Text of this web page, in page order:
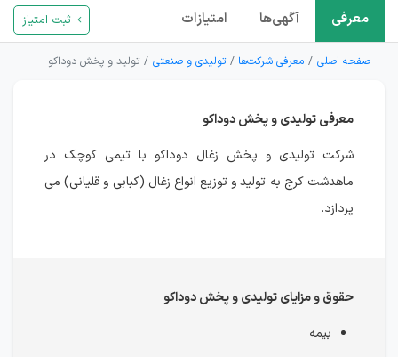
معرفی آگهی‌ها امتیازات ثبت امتیاز
صفحه اصلی معرفی شرکت‌ها تولیدی و صنعتی تولید و پخش دوداکو
معرفی تولیدی و پخش دوداکو
شرکت تولیدی و پخش زغال دوداکو با تیمی کوچک در
ماهدشت کرج به تولید و توزیع انواع زغال (کبابی و قلیانی) می
پردازد.
حقوق و مزایای تولیدی و پخش دوداکو
بیمه